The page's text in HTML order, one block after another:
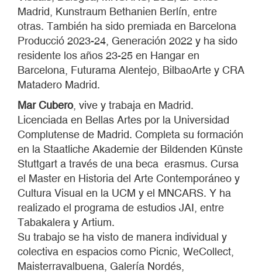
Madrid, Kunstraum Bethanien Berlín, entre
otras. También ha sido premiada en Barcelona
Producció 2023-24, Generación 2022 y ha sido
residente los años 23-25 en Hangar en
Barcelona, Futurama Alentejo, BilbaoArte y CRA
Matadero Madrid.
Mar Cubero , vive y trabaja en Madrid.
Licenciada en Bellas Artes por la Universidad
Complutense de Madrid. Completa su formación
en la Staatliche Akademie der Bildenden Künste
Stuttgart a través de una beca erasmus. Cursa
el Master en Historia del Arte Contemporáneo y
Cultura Visual en la UCM y el MNCARS. Y ha
realizado el programa de estudios JAI, entre
Tabakalera y Artium.
Su trabajo se ha visto de manera individual y
colectiva en espacios como Picnic, WeCollect,
Maisterravalbuena, Galería Nordés,